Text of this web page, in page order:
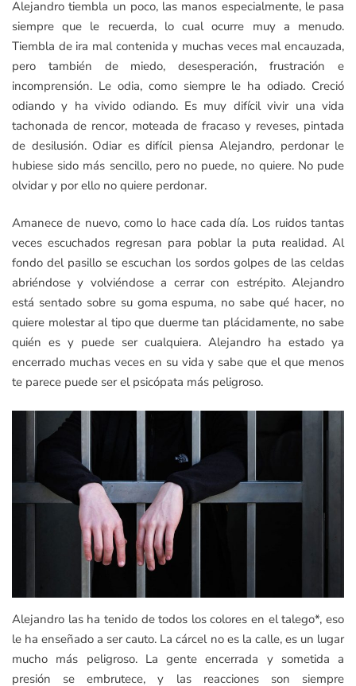
Alejandro tiembla un poco, las manos especialmente, le pasa
siempre que le recuerda, lo cual ocurre muy a menudo.
Tiembla de ira mal contenida y muchas veces mal encauzada,
pero también de miedo, desesperación, frustración e
incomprensión. Le odia, como siempre le ha odiado. Creció
odiando y ha vivido odiando. Es muy difícil vivir una vida
tachonada de rencor, moteada de fracaso y reveses, pintada
de desilusión. Odiar es difícil piensa Alejandro, perdonar le
hubiese sido más sencillo, pero no puede, no quiere. No pude
olvidar y por ello no quiere perdonar.
Amanece de nuevo, como lo hace cada día. Los ruidos tantas
veces escuchados regresan para poblar la puta realidad. Al
fondo del pasillo se escuchan los sordos golpes de las celdas
abriéndose y volviéndose a cerrar con estrépito. Alejandro
está sentado sobre su goma espuma, no sabe qué hacer, no
quiere molestar al tipo que duerme tan plácidamente, no sabe
quién es y puede ser cualquiera. Alejandro ha estado ya
encerrado muchas veces en su vida y sabe que el que menos
te parece puede ser el psicópata más peligroso.
Alejandro las ha tenido de todos los colores en el talego*, eso
le ha enseñado a ser cauto. La cárcel no es la calle, es un lugar
mucho más peligroso. La gente encerrada y sometida a
presión se embrutece, y las reacciones son siempre